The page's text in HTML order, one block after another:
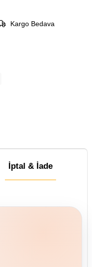
Kargo Bedava
İptal & İade